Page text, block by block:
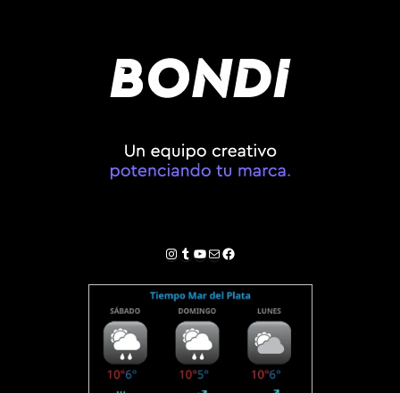
Instagram
Tumblr
YouTube
Correo electrónico
Facebook